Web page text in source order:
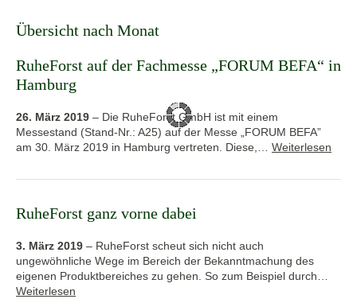
Übersicht nach Monat
RuheForst auf der Fachmesse „FORUM BEFA“ in
Hamburg
26. März 2019 – Die RuheForst GmbH ist mit einem
Messestand (Stand-Nr.: A25) auf der Messe „FORUM BEFA”
am 30. März 2019 in Hamburg vertreten. Diese,… Weiterlesen
RuheForst ganz vorne dabei
3. März 2019 – RuheForst scheut sich nicht auch
ungewöhnliche Wege im Bereich der Bekanntmachung des
eigenen Produktbereiches zu gehen. So zum Beispiel durch…
Weiterlesen